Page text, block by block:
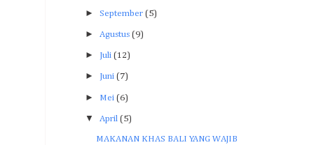
► September (5)
► Agustus (9)
► Juli (12)
► Juni (7)
► Mei (6)
▼ April (5)
MAKANAN KHAS BALI YANG WAJIB